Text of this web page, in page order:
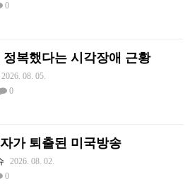
0
정복했다는 시각장애 근황
2026. 08. 05.
0
가 퇴출된 미국방송
2026. 08. 02.
0